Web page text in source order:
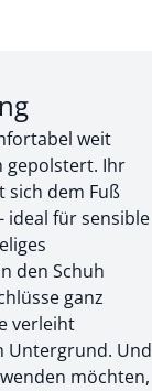
weit
gepolstert. Ihr
sich dem Fuß
ideal für sensible
den Schuh
ganz
verleiht
Untergrund. Und
möchten,